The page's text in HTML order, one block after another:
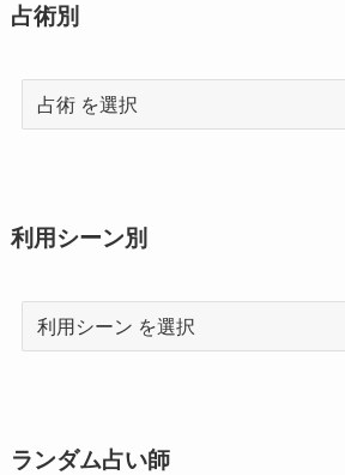
占術別
術
利用シーン別
利
用
ン
ランダム占い師